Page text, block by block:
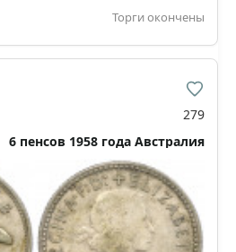
Торги окончены
279
6 пенсов 1958 года Австралия